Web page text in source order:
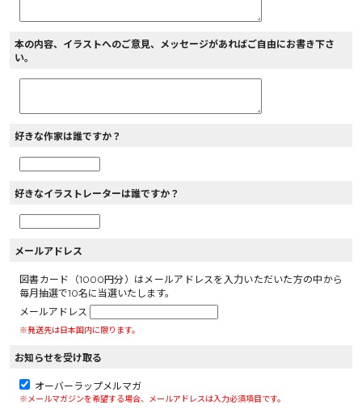
本の内容、イラストへのご意見、メッセージがあればご自由にお書き下さ
い。
好きな作家は誰ですか？
好きなイラストレーターは誰ですか？
メールアドレス
図書カード（1000円分）はメールアドレスを入力いただいた方の中から
毎月抽選で10名に当選いたします。
メールアドレス
※発送先は日本国内に限ります。
お知らせを受け取る
オーバーラップメルマガ
※メールマガジンを希望する場合、メールアドレスは入力必須項目です。